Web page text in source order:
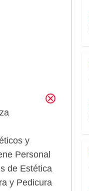
y
Personal
de Estética
y Pedicura